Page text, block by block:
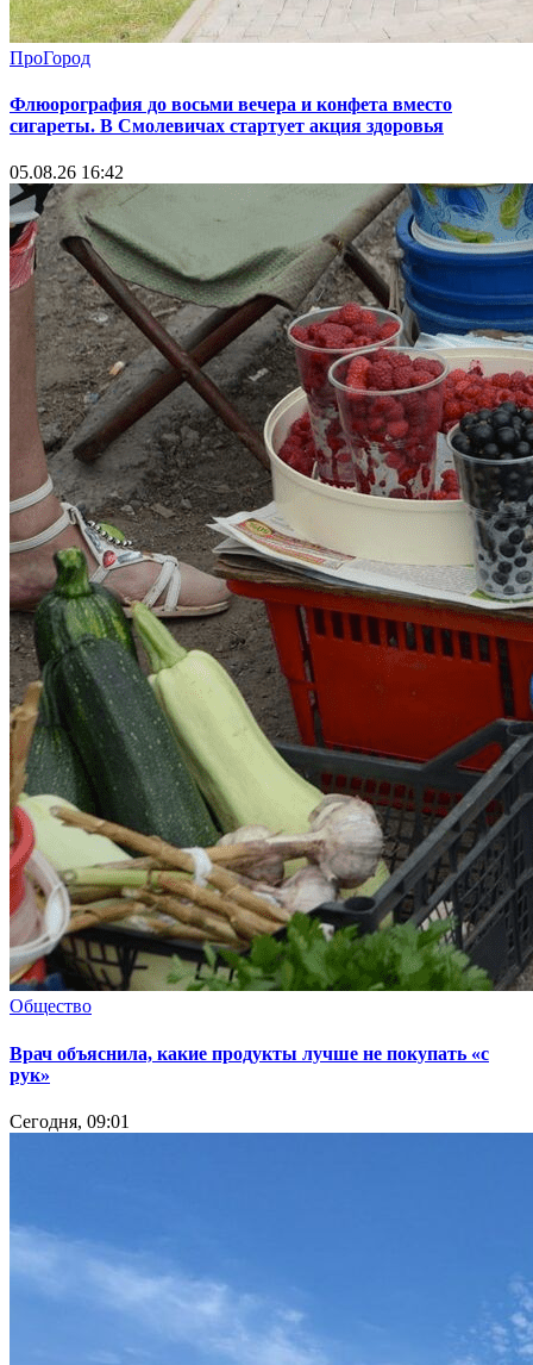
ПроГород
Флюорография до восьми вечера и конфета вместо
сигареты. В Смолевичах стартует акция здоровья
05.08.26 16:42
Общество
Врач объяснила, какие продукты лучше не покупать «с
рук»
Сегодня, 09:01